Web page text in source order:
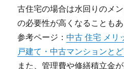
古住宅の場合は水回りのメ
の必要性が高くなることもあ
参考ページ：中古 住宅 メリ
戸建て・中古マンションと
また、管理費や修繕積立金